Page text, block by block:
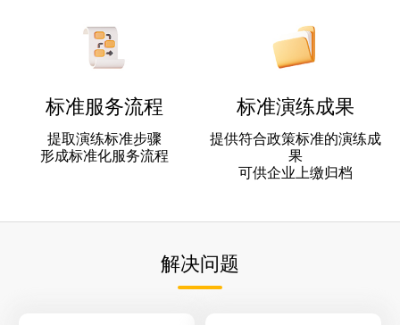
标准服务流程
提取演练标准步骤
形成标准化服务流程
标准演练成果
提供符合政策标准的演练成
果
可供企业上缴归档
解决问题